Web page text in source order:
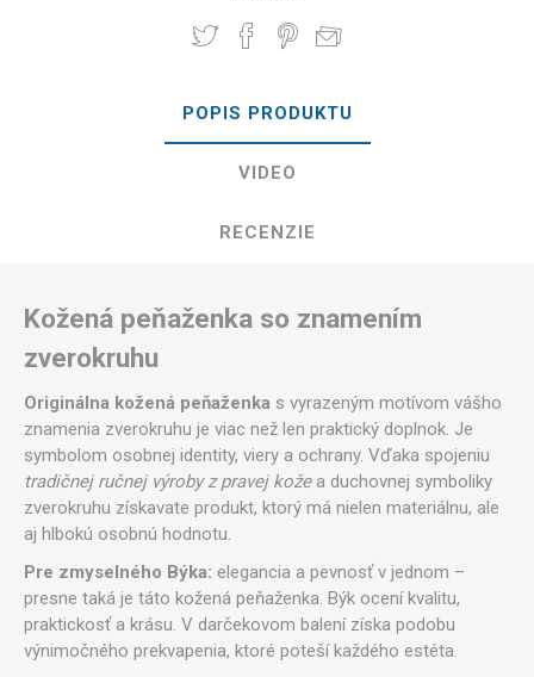
POPIS PRODUKTU
VIDEO
RECENZIE
Kožená peňaženka so znamením
zverokruhu
Originálna kožená peňaženka s vyrazeným motívom vášho
znamenia zverokruhu je viac než len praktický doplnok. Je
symbolom osobnej identity, viery a ochrany. Vďaka spojeniu
tradičnej ručnej výroby z pravej kožea duchovnej symboliky
zverokruhu získavate produkt, ktorý má nielen materiálnu, ale
aj hlbokú osobnú hodnotu.
Pre zmyselného Býka: elegancia a pevnosť v jednom –
presne taká je táto kožená peňaženka. Býk ocení kvalitu,
praktickosť a krásu. V darčekovom balení získa podobu
výnimočného prekvapenia, ktoré poteší každého estéta.